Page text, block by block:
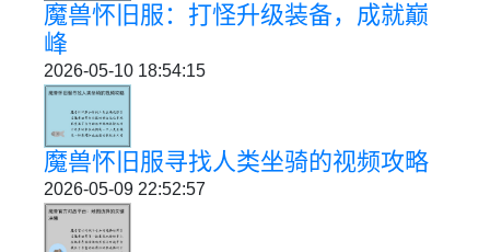
魔兽怀旧服：打怪升级装备，成就巅
峰
2026-05-10 18:54:15
魔兽怀旧服寻找人类坐骑的视频攻略
2026-05-09 22:52:57